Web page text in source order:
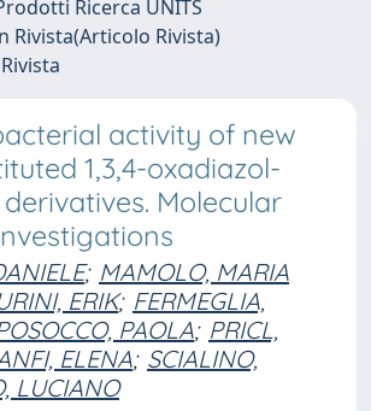
Ricerca UNITS
Rivista(Articolo Rivista)
activity of new
1,3,4-oxadiazol-
Molecular
; MAMOLO, MARIA
ERIK; FERMEGLIA,
PAOLA; PRICL,
ELENA; SCIALINO,
LUCIANO